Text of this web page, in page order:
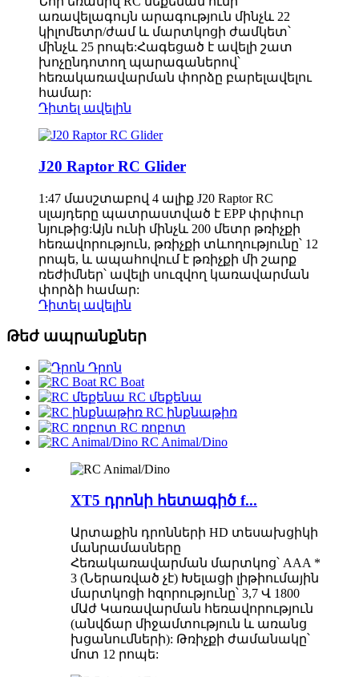
առավելագույն արագություն մինչև 22
կիլոմետր/ժամ և մարտկոցի ժամկետ՝
մինչև 25 րոպե:Հագեցած է ավելի շատ
խոչընդոտող պարագաներով՝
հեռակառավարման փորձը բարելավելու
համար:
Դիտել ավելին
J20 Raptor RC Glider
1:47 մասշտաբով 4 ալիք J20 Raptor RC
սլայդերը պատրաստված է EPP փրփուր
նյութից:Այն ունի մինչև 200 մետր թռիչքի
հեռավորություն, թռիչքի տևողությունը՝ 12
րոպե, և ապահովում է թռիչքի մի շարք
ռեժիմներ՝ ավելի սուզվող կառավարման
փորձի համար:
Դիտել ավելին
Թեժ ապրանքներ
Դրոն
RC Boat
RC մեքենա
RC ինքնաթիռ
RC ռոբոտ
RC Animal/Dino
XT5 դրոնի հետագիծ f...
Արտաքին դրոնների HD տեսախցիկի
մանրամասները
Հեռակառավարման մարտկոց՝ AAA *
3 (Ներառված չէ) Խելացի լիթիումային
մարտկոցի հզորությունը՝ 3,7 Վ 1800
մԱժ Կառավարման հեռավորություն
(անվճար միջամտություն և առանց
խցանումների): Թռիչքի ժամանակը՝
մոտ 12 րոպե: